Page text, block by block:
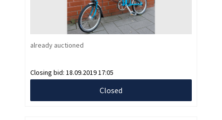
already auctioned
Closing bid: 18.09.2019 17:05
Closed